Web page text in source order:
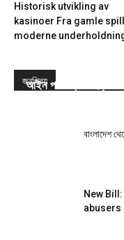
Historisk utvikling av
kasinoer Fra gamle spill
moderne
জনপ্রিয়
আইন পাস: প্রাণী হত্যা-
বাংলাদেশ
New
abusers